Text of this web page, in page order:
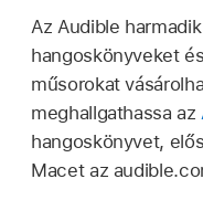
Az Audible
hangoskönyveket
műsorokat
meghallgathassa az
hangoskönyvet,
Macet az